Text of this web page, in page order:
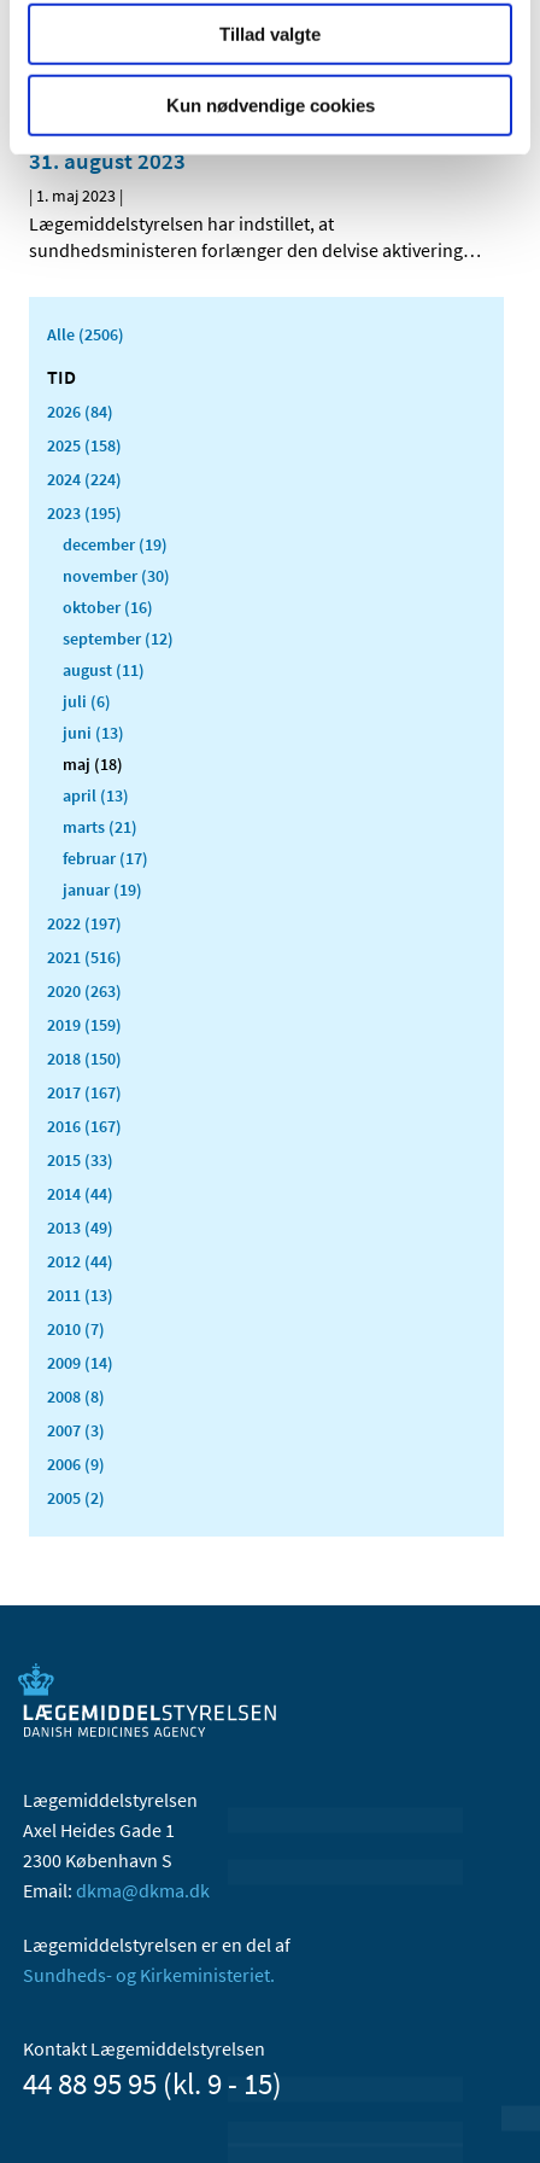
Tillad valgte
Kun nødvendige cookies
Lægemiddelstyrelsen har mandag tekniske problemer
med opdatering af medicinpriser.dk. De priser,
Sundhedsministeren har aktiveret det
statslige lægemiddelberedskab delvist til den
31. august 2023
| 1. maj 2023 |
Lægemiddelstyrelsen har indstillet, at
sundhedsministeren forlænger den delvise aktivering…
Alle (2506)
TID
2026 (84)
2025 (158)
2024 (224)
2023 (195)
december (19)
november (30)
oktober (16)
september (12)
august (11)
juli (6)
juni (13)
maj (18)
april (13)
marts (21)
februar (17)
januar (19)
2022 (197)
2021 (516)
2020 (263)
2019 (159)
2018 (150)
2017 (167)
2016 (167)
2015 (33)
2014 (44)
2013 (49)
2012 (44)
2011 (13)
2010 (7)
2009 (14)
2008 (8)
2007 (3)
2006 (9)
2005 (2)
Lægemiddelstyrelsen
Axel Heides Gade 1
2300 København S
Email: dkma@dkma.dk
Lægemiddelstyrelsen er en del af
Sundheds- og Kirkeministeriet.
Kontakt Lægemiddelstyrelsen
44 88 95 95 (kl. 9 - 15)